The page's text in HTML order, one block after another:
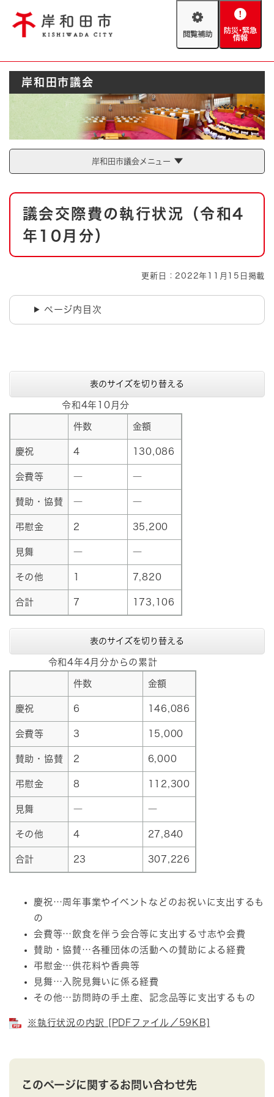
閲
助
防
緊
情
報
Foreign language
やさしい日本語
とじる
防災・緊急情報
ハザードマップ AED設置箇所
とじる
岸和田市議会
岸和田市議会メニュー
本
議会交際費の執行状況（令和4
年10月分）
更新日：2022年11月15日掲載
ページ内目次
表のサイズを切り替える
令和4年10月分
件数 金額
慶祝 4 130,086
会費等 ― ―
賛助・協賛 ― ―
弔慰金 2 35,200
見舞 ― ―
その他 1 7,820
合計 7 173,106
表のサイズを切り替える
令和4年4月分からの累計
件数 金額
慶祝 6 146,086
会費等 3 15,000
賛助・協賛 2 6,000
弔慰金 8 112,300
見舞 ― ―
その他 4 27,840
合計 23 307,226
慶祝…周年事業やイベントなどのお祝いに支出するも
の
会費等…飲食を伴う会合等に支出する寸志や会費
賛助・協賛…各種団体の活動への賛助による経費
弔慰金…供花料や香典等
見舞…入院見舞いに係る経費
その他…訪問時の手土産、記念品等に支出するもの
※執行状況の内訳 [PDFファイル／59KB]
このページに関するお問い合わせ先